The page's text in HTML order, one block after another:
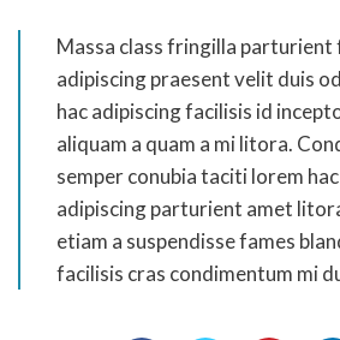
Massa class fringilla parturient
adipiscing praesent velit duis
hac adipiscing facilisis id
aliquam a quam a mi litora.
semper conubia taciti lorem
adipiscing parturient amet
etiam a suspendisse fames
facilisis cras condimentum mi